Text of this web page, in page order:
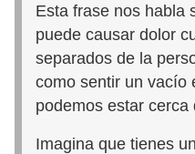
Esta frase nos habla
puede causar dolor
separados de la
como sentir un vacío
podemos estar
Imagina que tienes